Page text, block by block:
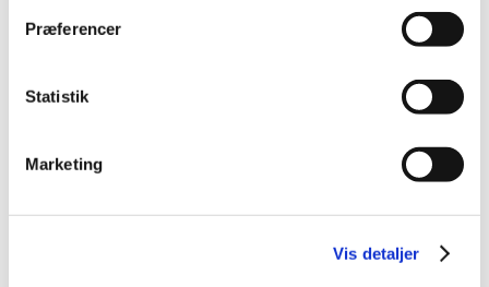
Præferencer
Statistik
Marketing
Vis detaljer
august (10)
maj (5)
marts (14)
januar (6)